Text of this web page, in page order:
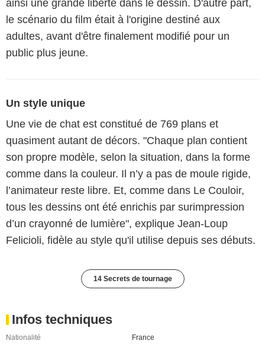
ainsi une grande liberté dans le dessin. D'autre part,
le scénario du film était à l'origine destiné aux
adultes, avant d'être finalement modifié pour un
public plus jeune.
Un style unique
Une vie de chat est constitué de 769 plans et
quasiment autant de décors. "Chaque plan contient
son propre modèle, selon la situation, dans la forme
comme dans la couleur. Il n’y a pas de moule rigide,
l’animateur reste libre. Et, comme dans Le Couloir,
tous les dessins ont été enrichis par surimpression
d’un crayonné de lumière", explique Jean-Loup
Felicioli, fidèle au style qu'il utilise depuis ses débuts.
14 Secrets de tournage
Infos techniques
Nationalité
France